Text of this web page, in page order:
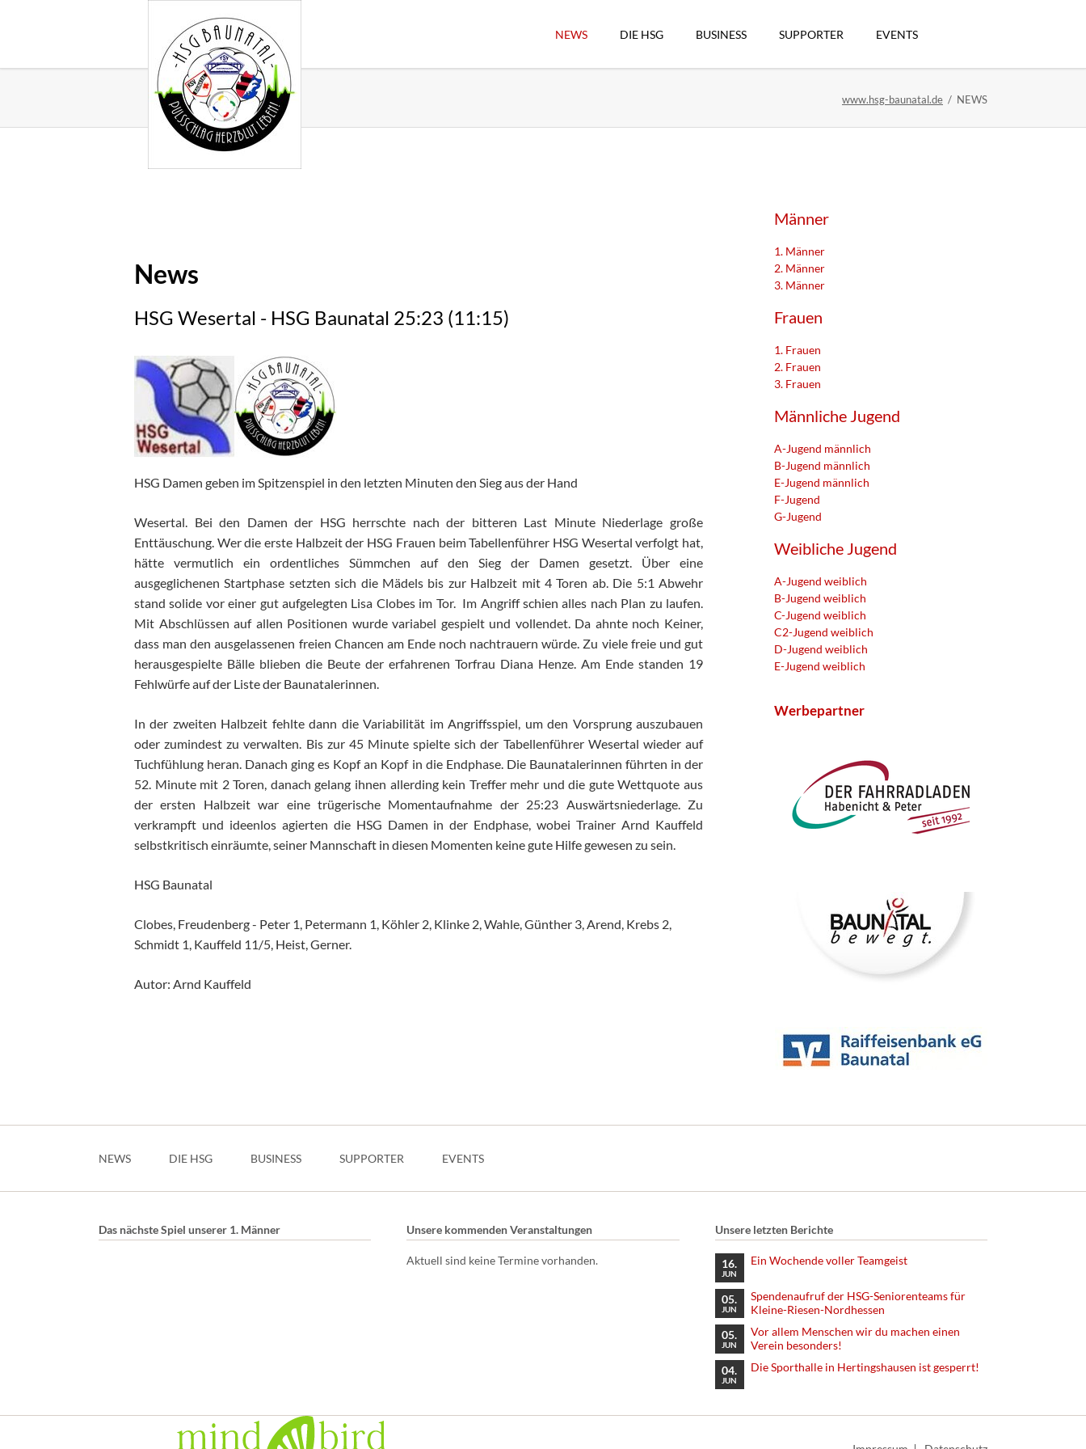
NEWS DIE HSG BUSINESS SUPPORTER EVENTS
www.hsg-baunatal.de NEWS
News
HSG Wesertal - HSG Baunatal 25:23 (11:15)
HSG Damen geben im Spitzenspiel in den letzten Minuten den Sieg aus der Hand
Wesertal. Bei den Damen der HSG herrschte nach der bitteren Last Minute Niederlage große
Enttäuschung. Wer die erste Halbzeit der HSG Frauen beim Tabellenführer HSG Wesertal verfolgt hat,
hätte vermutlich ein ordentliches Sümmchen auf den Sieg der Damen gesetzt. Über eine
ausgeglichenen Startphase setzten sich die Mädels bis zur Halbzeit mit 4 Toren ab. Die 5:1 Abwehr
stand solide vor einer gut aufgelegten Lisa Clobesim Tor. Im Angriff schien alles nach Plan zu laufen.
Mit Abschlüssen auf allen Positionen wurde variabel gespielt und vollendet. Da ahnte noch Keiner,
dass man den ausgelassenen freien Chancen am Ende noch nachtrauern würde. Zu viele freie und gut
herausgespielte Bälle blieben die Beute der erfahrenen Torfrau Diana Henze. Am Ende standen 19
Fehlwürfe auf der Liste der Baunatalerinnen.
In der zweiten Halbzeit fehltedann die Variabilität im Angriffsspiel, um den Vorsprung auszubauen
oder zumindest zu verwalten. Bis zur 45 Minute spielte sich der Tabellenführer Wesertal wieder auf
Tuchfühlung heran. Danach ging es Kopf an Kopf in die Endphase. Die Baunatalerinnen führten in der
52. Minute mit 2 Toren, danach gelang ihnen allerding kein Treffer mehr und die gute Wettquote aus
der ersten Halbzeit war eine trügerische Momentaufnahme der 25:23 Auswärtsniederlage. Zu
verkrampft und ideenlos agierten die HSG Damen inder Endphase, wobei Trainer Arnd Kauffeld
selbstkritisch einräumte, seiner Mannschaft in diesen Momenten keine gute Hilfe gewesen zu sein.
HSG Baunatal
Clobes, Freudenberg - Peter 1, Petermann 1, Köhler 2, Klinke 2, Wahle, Günther 3, Arend, Krebs 2,
Schmidt 1, Kauffeld 11/5, Heist, Gerner.
Autor: Arnd Kauffeld
Männer
1. Männer
2. Männer
3. Männer
Frauen
1. Frauen
2. Frauen
3. Frauen
Männliche Jugend
A-Jugend männlich
B-Jugend männlich
E-Jugend männlich
F-Jugend
G-Jugend
Weibliche Jugend
A-Jugend weiblich
B-Jugend weiblich
C-Jugend weiblich
C2-Jugend weiblich
D-Jugend weiblich
E-Jugend weiblich
Werbepartner
NEWS DIE HSG BUSINESS SUPPORTER EVENTS
Das nächste Spiel unserer 1. Männer Unsere kommenden Veranstaltungen
Aktuell sind keine Termine vorhanden.
Unsere letzten Berichte
16.
JUN
Ein Wochende voller Teamgeist
05.
JUN
Spendenaufruf der HSG-Seniorenteams für
Kleine-Riesen-Nordhessen
05.
JUN
Vor allem Menschen wir du machen einen
Verein besonders!
04.
JUN
Die Sporthalle in Hertingshausen ist gesperrt!